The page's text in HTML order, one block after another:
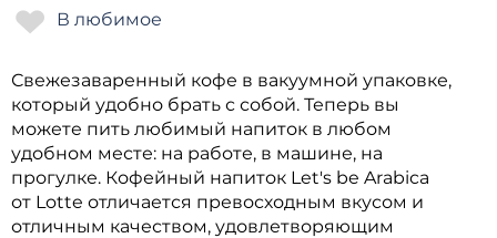
Свежезаваренный кофе в вакуумной упаковке,
который удобно брать с собой. Теперь вы
можете пить любимый напиток в любом
удобном месте: на работе, в машине, на
прогулке. Кофейный напиток Let's be Arabica
от Lotte отличается превосходным вкусом и
отличным качеством, удовлетворяющим